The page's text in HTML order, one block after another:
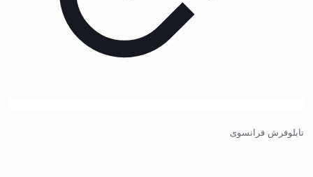
تابلوفرش فرانسوی